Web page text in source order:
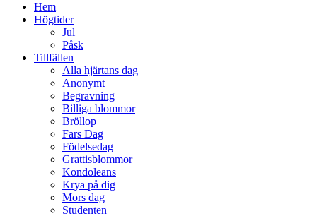
Hem
Högtider
Jul
Påsk
Tillfällen
Alla hjärtans dag
Anonymt
Begravning
Billiga blommor
Bröllop
Fars Dag
Födelsedag
Grattisblommor
Kondoleans
Krya på dig
Mors dag
Studenten